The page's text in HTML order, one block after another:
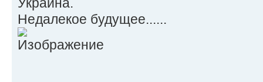
Недалекое будущее......